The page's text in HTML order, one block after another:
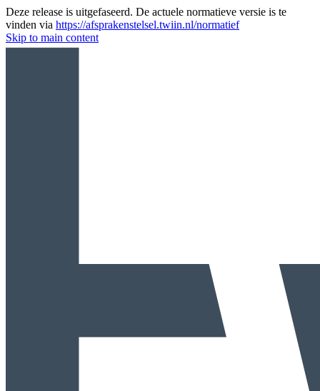
Deze release is uitgefaseerd. De actuele normatieve versie is te
vinden via https://afsprakenstelsel.twiin.nl/normatief
Skip to main content